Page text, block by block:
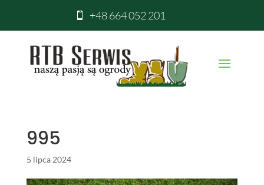
 +48 664 052 201
995
5 lipca 2024